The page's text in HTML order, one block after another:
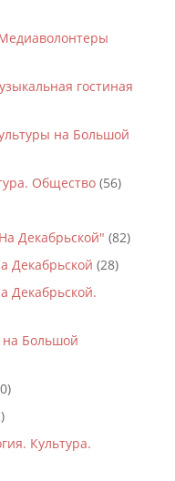
гостиная
на Большой
Общество(56)
Декабрьской" (82)
Декабрьской (28)
Декабрьской.
на Большой
Культура.